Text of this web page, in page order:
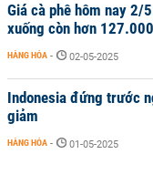
Giá cà phê hôm nay 2/
xuống còn hơn
HÀNG HÓA - 02-05-2025
Indonesia đứng trước
giảm
HÀNG HÓA - 01-05-2025